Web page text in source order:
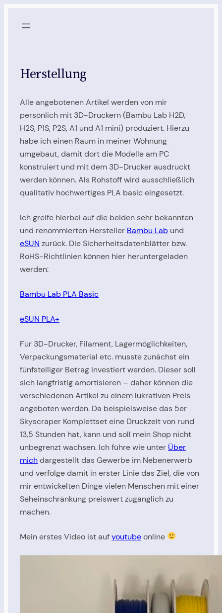
Inhalt
Herstellung
Alle angebotenen Artikel werden von mir
persönlich mit 3D-Druckern (Bambu Lab H2D,
H2S, P1S, P2S, A1 und A1 mini) produziert. Hierzu
habe ich einen Raum in meiner Wohnung
umgebaut, damit dort die Modelle am PC
konstruiert und mit dem 3D-Drucker ausdruckt
werden können. Als Rohstoff wird ausschließlich
qualitativ hochwertiges PLA basic eingesetzt.
Ich greife hierbei auf die beiden sehr bekannten
und renommierten Hersteller Bambu Lab und
eSUN zurück. Die Sicherheitsdatenblätter bzw.
RoHS-Richtlinien können hier heruntergeladen
werden:
Bambu Lab PLA Basic
eSUN PLA+
Für 3D-Drucker, Filament, Lagermöglichkeiten,
Verpackungsmaterial etc. musste zunächst ein
fünfstelliger Betrag investiert werden. Dieser soll
sich langfristig amortisieren – daher können die
verschiedenen Artikel zu einem lukrativen Preis
angeboten werden. Da beispielsweise das 5er
Skyscraper Komplettset eine Druckzeit von rund
13,5 Stunden hat, kann und soll mein Shop nicht
unbegrenzt wachsen. Ich führe wie unter Über
michdargestellt das Gewerbe im Nebenerwerb
und verfolge damit in erster Linie das Ziel, die von
mir entwickelten Dinge vielen Menschen mit einer
Seheinschränkung preiswert zugänglich zu
machen.
Mein erstes Video ist aufyoutubeonline